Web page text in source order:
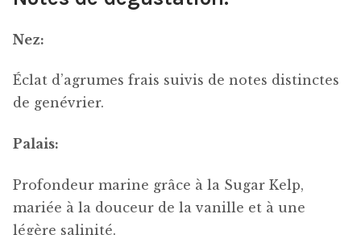
Nez:
Éclat d’agrumes frais suivis de notes distinctes
de genévrier.
Palais:
Profondeur marine grâce à la Sugar Kelp,
mariée à la douceur de la vanille et à une
légère salinité.